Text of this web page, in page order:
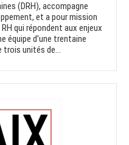
(DRH), accompagne
et a pour mission
qui répondent aux enjeux
équipe d’une trentaine
trois unités de...